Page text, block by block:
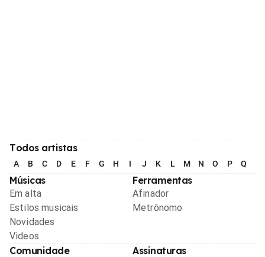
Todos artistas
A B C D E F G H I J K L M N O P Q
Músicas
Em alta
Estilos musicais
Novidades
Videos
Ferramentas
Afinador
Metrônomo
Comunidade Assinaturas